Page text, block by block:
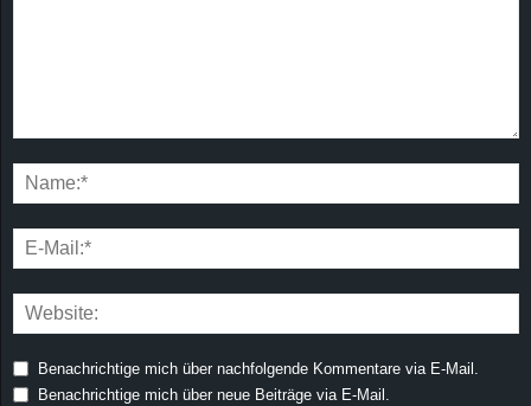
Benachrichtige mich über nachfolgende Kommentare via E-Mail.
Benachrichtige mich über neue Beiträge via E-Mail.